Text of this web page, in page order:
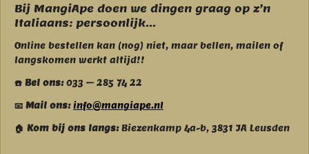
Bij MangiApe doen we dingen graag op z’n
Italiaans: persoonlijk...
Online bestellen kan (nog) niet, maar bellen, mailen of
langskomen werkt altijd!!
☎️ Bel ons: 033 – 285 74 22
📧 Mail ons: info@mangiape.nl
🏠 Kom bij ons langs: Biezenkamp 4a-b, 3831 JA Leusden